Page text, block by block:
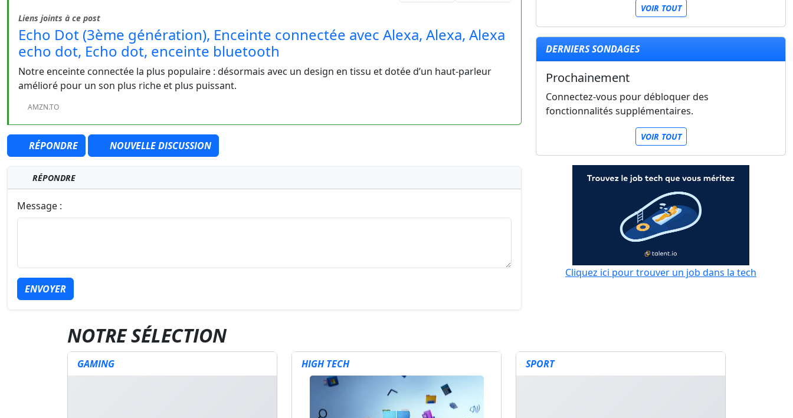
Liens joints à ce post
Echo Dot (3ème génération), Enceinte connectée avec Alexa, Alexa, Alexa
echo dot, Echo dot, enceinte bluetooth
Notre enceinte connectée la plus populaire : désormais avec un design en tissu et dotée d’un haut-parleur
amélioré pour un son plus riche et plus puissant.
AMZN.TO
RÉPONDRE NOUVELLE DISCUSSION
RÉPONDRE
Message :
ENVOYER
VOIR TOUT
DERNIERS SONDAGES
Prochainement
Connectez-vous pour débloquer des
fonctionnalités supplémentaires.
VOIR TOUT
Cliquez ici pour trouver un job dans la tech
NOTRE SÉLECTION
GAMING HIGH TECH SPORT